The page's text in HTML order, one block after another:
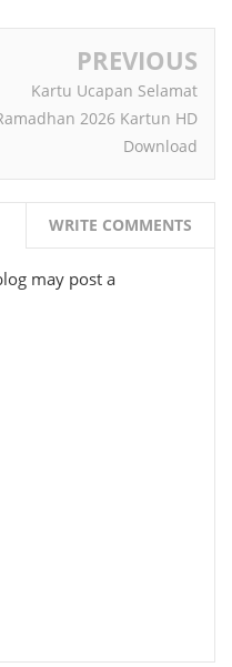
PREVIOUS
Kartu Ucapan Selamat
2026 Kartun HD
Download
WRITE COMMENTS
may post a